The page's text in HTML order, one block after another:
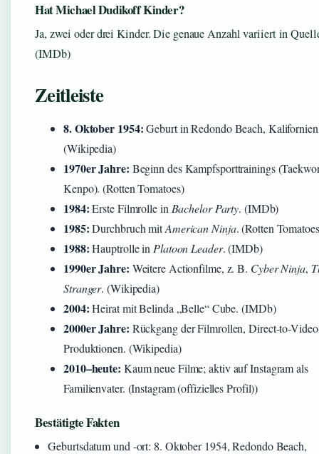
Hat Michael Dudikoff Kinder?
Ja, zwei oder drei Kinder. Die genaue Anzahl variiert in
(IMDb)
Zeitleiste
8. Oktober 1954:Geburt in Redondo Beach,
(Wikipedia)
1970er Jahre: Beginn des Kampfsporttrainings
Kenpo). (Rotten Tomatoes)
1984:Erste Filmrolle in Bachelor Party. (IMDb)
1985:Durchbruch mitAmerican Ninja. (Rotten
1988:Hauptrolle in Platoon Leader. (IMDb)
1990er Jahre: Weitere Actionfilme, z. B. Cyber Ninja,
Stranger. (Wikipedia)
2004:Heirat mit Belinda „Belle“ Cube. (IMDb)
2000er Jahre: Rückgang der Filmrollen, Direct-to-
Produktionen. (Wikipedia)
2010–heute: Kaum neue Filme; aktiv auf Instagram als
Familienvater. (Instagram (offizielles Profil))
Bestätigte Fakten
Geburtsdatum und -ort: 8. Oktober 1954, Redondo Beach,